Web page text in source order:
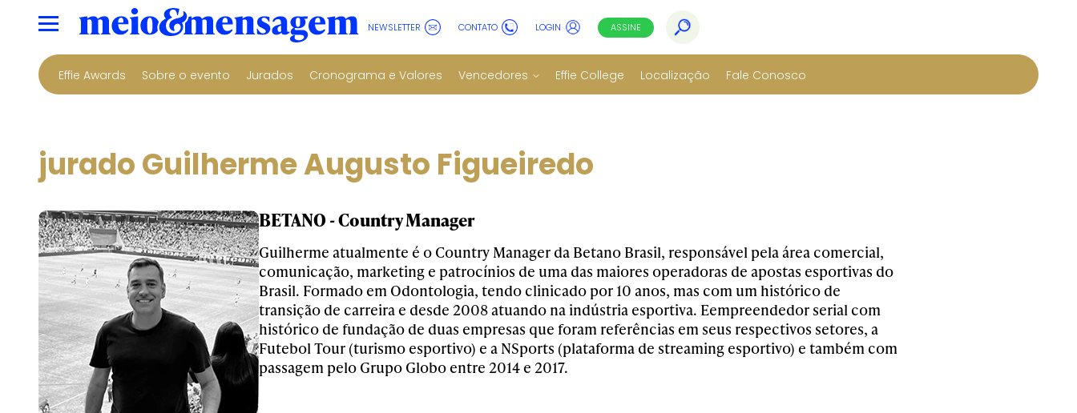
NEWSLETTER CONTATO LOGIN ASSINE
Effie Awards Sobre o evento Jurados Cronograma e Valores Vencedores Effie College Localização Fale Conosco
jurado Guilherme Augusto Figueiredo
BETANO - Country Manager
Guilherme atualmente é o Country Manager da Betano Brasil, responsável pela área comercial,
comunicação, marketing e patrocínios de uma das maiores operadoras de apostas esportivas do
Brasil. Formado em Odontologia, tendo clinicado por 10 anos, mas com um histórico de
transição de carreira e desde 2008 atuando na indústria esportiva. Eempreendedor serial com
histórico de fundação de duas empresas que foram referências em seus respectivos setores, a
Futebol Tour (turismo esportivo) e a NSports (plataforma de streaming esportivo) e também com
passagem pelo Grupo Globo entre 2014 e 2017.